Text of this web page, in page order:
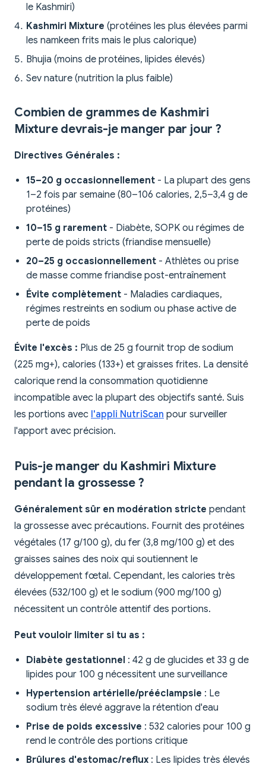
le Kashmiri)
Kashmiri Mixture (protéines les plus élevées parmi
les namkeen frits mais le plus calorique)
Bhujia (moins de protéines, lipides élevés)
Sev nature (nutrition la plus faible)
Combien de grammes de Kashmiri
Mixture devrais-je manger par jour ?
Directives Générales :
15–20 g occasionnellement - La plupart des gens
1–2 fois par semaine (80–106 calories, 2,5–3,4 g de
protéines)
10–15 g rarement - Diabète, SOPK ou régimes de
perte de poids stricts (friandise mensuelle)
20–25 g occasionnellement - Athlètes ou prise
de masse comme friandise post-entraînement
Évite complètement - Maladies cardiaques,
régimes restreints en sodium ou phase active de
perte de poids
Évite l'excès : Plus de 25 g fournit trop de sodium
(225 mg+), calories (133+) et graisses frites. La densité
calorique rend la consommation quotidienne
incompatible avec la plupart des objectifs santé. Suis
les portions avec l'appli NutriScan pour surveiller
l'apport avec précision.
Puis-je manger du Kashmiri Mixture
pendant la grossesse ?
Généralement sûr en modération stricte pendant
la grossesse avec précautions. Fournit des protéines
végétales (17 g/100 g), du fer (3,8 mg/100 g) et des
graisses saines des noix qui soutiennent le
développement fœtal. Cependant, les calories très
élevées (532/100 g) et le sodium (900 mg/100 g)
nécessitent un contrôle attentif des portions.
Peut vouloir limiter si tu as :
Diabète gestationnel : 42 g de glucides et 33 g de
lipides pour 100 g nécessitent une surveillance
Hypertension artérielle/prééclampsie : Le
sodium très élevé aggrave la rétention d'eau
Prise de poids excessive : 532 calories pour 100 g
rend le contrôle des portions critique
Brûlures d'estomac/reflux : Les lipides très élevés